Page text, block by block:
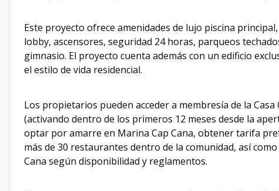
Este proyecto ofrece amenidades de lujo piscina
lobby, ascensores, seguridad 24 horas, parqueos
gimnasio. El proyecto cuenta además con un edificio
el estilo de vida residencial.
Los propietarios pueden acceder a membresía de la
(activando dentro de los primeros 12 meses desde la
optar por amarre en Marina Cap Cana, obtener tarifa
más de 30 restaurantes dentro de la comunidad, así
Cana según disponibilidad y reglamentos.